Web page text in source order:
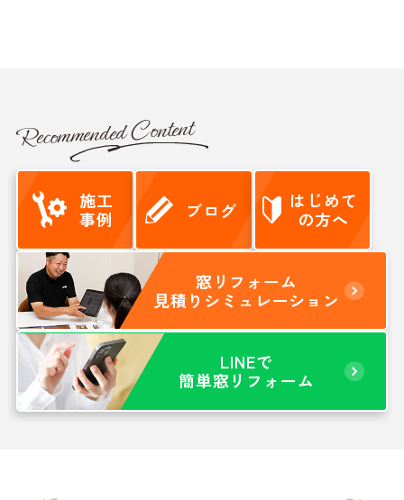
Recommended Content
施工
事例
ブログ
はじめて
の方へ
窓リフォーム
見積りシミュレーション
LINEで
簡単窓リフォーム